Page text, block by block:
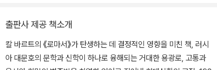
리가 믿는 것들에 대하여』(복 있는 사람), 『환대의 신학』『순전한 그리
스도인』(IVP), 『신학의 영토들』(비아), 『예술신학 톺아보기』(공저,
신앙과지성사), 『우리 시대의 그리스도교 사상가들』(공저, 도서출판1
출판사 제공 책소개
칼 바르트의 《로마서》가 탄생하는 데 결정적인 영향을 미친 책, 러시
아 대문호의 문학과 신학이 하나로 융해되는 거대한 용광로, 고통과